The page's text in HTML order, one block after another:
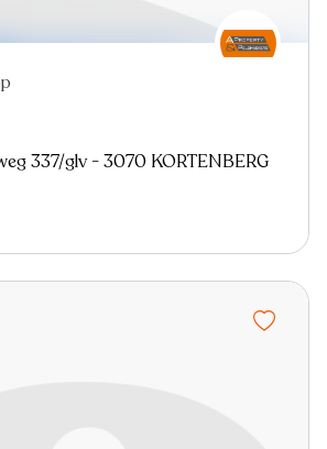
337/glv - 3070 KORTENBERG